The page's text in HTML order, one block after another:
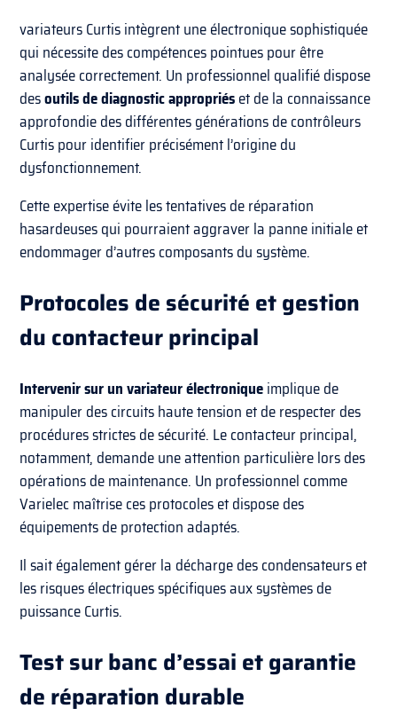
variateurs Curtis intègrent une électronique sophistiquée
qui nécessite des compétences pointues pour être
analysée correctement. Un professionnel qualifié dispose
desoutils de diagnostic appropriéset de la connaissance
approfondie des différentes générations de contrôleurs
Curtis pour identifier précisément l’origine du
dysfonctionnement.
Cette expertise évite les tentatives de réparation
hasardeuses qui pourraient aggraver la panne initiale et
endommager d’autres composants du système.
Protocoles de sécurité et gestion
du contacteur principal
Intervenir sur un variateur électroniqueimplique de
manipuler des circuits haute tension et de respecter des
procédures strictes de sécurité. Le contacteur principal,
notamment, demande une attention particulière lors des
opérations de maintenance. Un professionnel comme
Varielec maîtrise ces protocoles et dispose des
équipements de protection adaptés.
Il sait également gérer la décharge des condensateurs et
les risques électriques spécifiques aux systèmes de
puissance Curtis.
Test sur banc d’essai et garantie
de réparation durable